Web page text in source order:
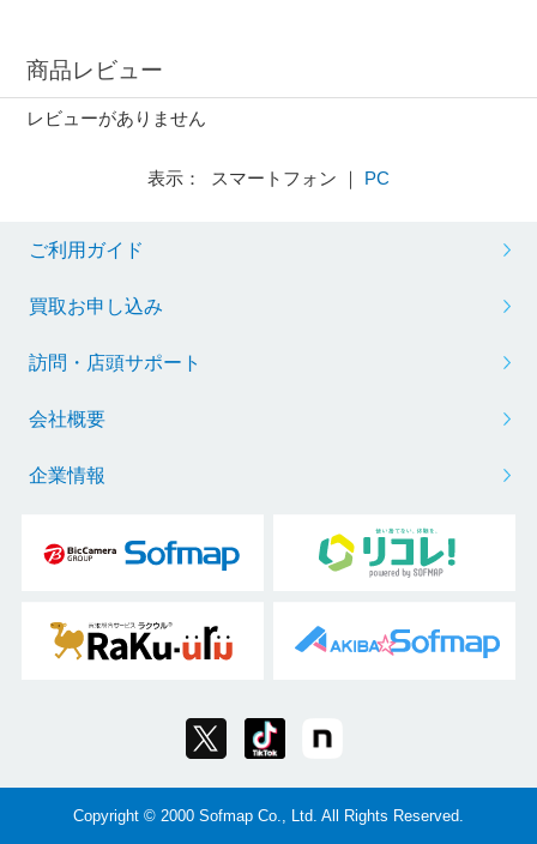
商品レビュー
レビューがありません
表示： スマートフォン ｜ PC
ご利用ガイド
買取お申し込み
訪問・店頭サポート
会社概要
企業情報
Copyright © 2000 Sofmap Co., Ltd. All Rights Reserved.